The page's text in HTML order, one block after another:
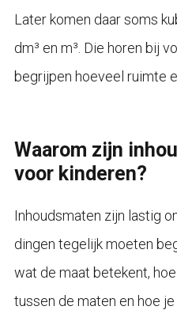
Later komen daar soms
dm³ en m³. Die horen bij
begrijpen hoeveel ruimte
Waarom zijn
voor kinderen?
Inhoudsmaten zijn lastig
dingen tegelijk moeten
wat de maat betekent,
tussen de maten en hoe